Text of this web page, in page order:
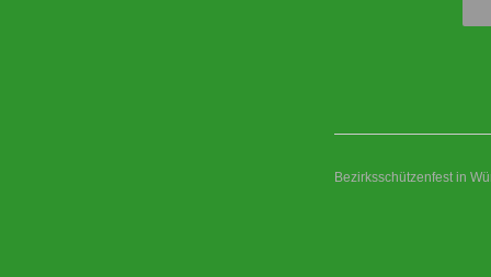
Bezirksschützenfest in